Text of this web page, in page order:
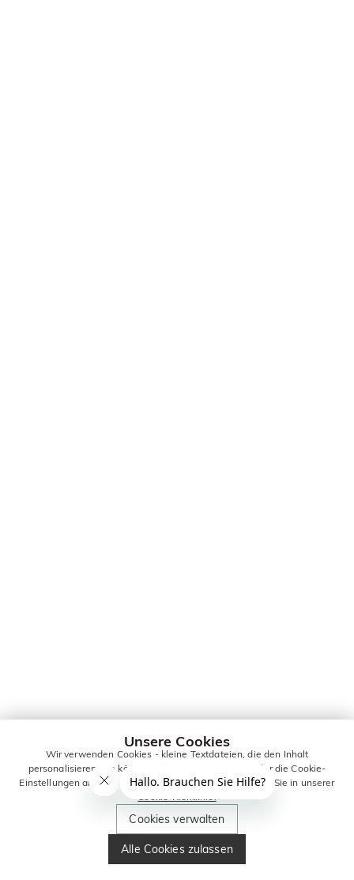
Unsere Cookies
Wir verwenden Cookies - kleine Textdateien, die den Inhalt
personalisieren. Sie können alle Cookies zulassen oder die Cookie-
Einstellungen anpassen. Weitere Informationen erhalten Sie in unserer
Cookie-Richtlinie.
Cookies verwalten
Alle Cookies zulassen